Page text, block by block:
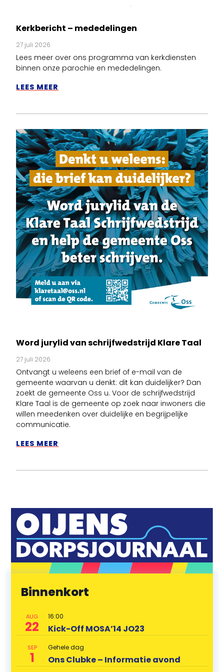
Kerkbericht – mededelingen
27 juli 2026
Lees meer over ons programma van kerkdiensten
binnen onze parochie en mededelingen.
LEES MEER
Word jurylid van schrijfwedstrijd Klare Taal
27 juli 2026
Ontvangt u weleens een brief of e-mail van de
gemeente waarvan u denkt: dit kan duidelijker? Dan
zoekt de gemeente Oss u. Voor de schrijfwedstrijd
Klare Taal is de gemeente op zoek naar inwoners die
willen meedenken over duidelijke en begrijpelijke
communicatie.
LEES MEER
Binnenkort
AUG
22
16:00
Kick-Off MOSA’14 JO23
SEP
1
Gehele dag
Ons Clubke – Informatie avond